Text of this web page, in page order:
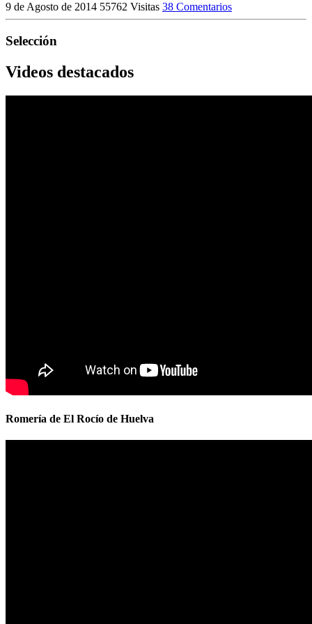
9 de Agosto de 2014 55762 Visitas 38 Comentarios
Selección
Videos destacados
Romería de El Rocío de Huelva